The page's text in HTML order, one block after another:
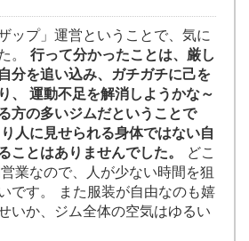
ップ」運営ということで、気に
。 行って分かったことは、厳し
分を追い込み、ガチガチに己を
、 運動不足を解消しようかな～
方の多いジムだということで
人に見せられる身体ではない自
ことはありませんでした。
どこ
業なので、人が少ない時間を狙
です。 また服装が自由なのも嬉
いか、ジム全体の空気はゆるい